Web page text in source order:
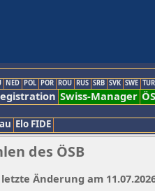
NED POL POR ROU RUS SRB SVK SWE TUR
Swiss-Manager
Elo FIDE
des ÖSB
letzte Änderung am